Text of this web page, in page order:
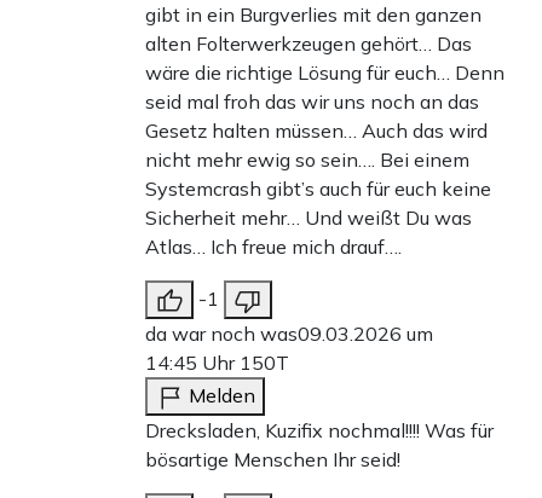
gibt in ein Burgverlies mit den ganzen
alten Folterwerkzeugen gehört… Das
wäre die richtige Lösung für euch… Denn
seid mal froh das wir uns noch an das
Gesetz halten müssen… Auch das wird
nicht mehr ewig so sein…. Bei einem
Systemcrash gibt’s auch für euch keine
Sicherheit mehr… Und weißt Du was
Atlas… Ich freue mich drauf….
-1
da war noch was09.03.2026 um
14:45 Uhr 150T
Melden
Drecksladen, Kuzifix nochmal!!!! Was für
bösartige Menschen Ihr seid!